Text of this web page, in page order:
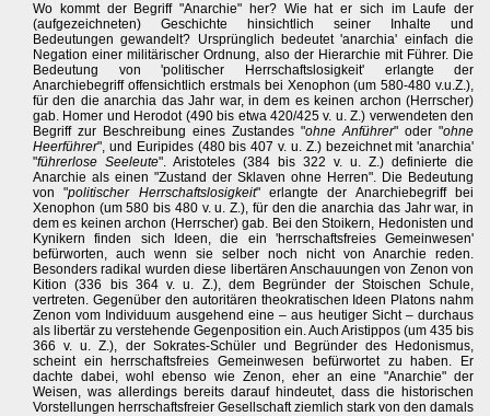
Wo kommt der Begriff "Anarchie" her? Wie hat er sich im Laufe der
(aufgezeichneten) Geschichte hinsichtlich seiner Inhalte und
Bedeutungen gewandelt? Ursprünglich bedeutet 'anarchia' einfach die
Negation einer militärischer Ordnung, also der Hierarchie mit Führer. Die
Bedeutung von 'politischer Herrschaftslosigkeit' erlangte der
Anarchiebegriff offensichtlich erstmals bei Xenophon (um 580-480 v.u.Z.),
für den die anarchia das Jahr war, in dem es keinen archon (Herrscher)
gab. Homer und Herodot (490 bis etwa 420/425 v. u. Z.) verwendeten den
Begriff zur Beschreibung eines Zustandes "ohne Anführer" oder "ohne
Heerführer", und Euripides (480 bis 407 v. u. Z.) bezeichnet mit 'anarchia'
"führerlose Seeleute". Aristoteles (384 bis 322 v. u. Z.) definierte die
Anarchie als einen "Zustand der Sklaven ohne Herren". Die Bedeutung
von "politischer Herrschaftslosigkeit" erlangte der Anarchiebegriff bei
Xenophon (um 580 bis 480 v. u. Z.), für den die anarchia das Jahr war, in
dem es keinen archon (Herrscher) gab. Bei den Stoikern, Hedonisten und
Kynikern finden sich Ideen, die ein 'herrschaftsfreies Gemeinwesen'
befürworten, auch wenn sie selber noch nicht von Anarchie reden.
Besonders radikal wurden diese libertären Anschauungen von Zenon von
Kition (336 bis 364 v. u. Z.), dem Begründer der Stoischen Schule,
vertreten. Gegenüber den autoritären theokratischen Ideen Platons nahm
Zenon vom Individuum ausgehend eine – aus heutiger Sicht – durchaus
als libertär zu verstehende Gegenposition ein. Auch Aristippos (um 435 bis
366 v. u. Z.), der Sokrates-Schüler und Begründer des Hedonismus,
scheint ein herrschaftsfreies Gemeinwesen befürwortet zu haben. Er
dachte dabei, wohl ebenso wie Zenon, eher an eine "Anarchie" der
Weisen, was allerdings bereits darauf hindeutet, dass die historischen
Vorstellungen herrschaftsfreier Gesellschaft ziemlich stark von den damals